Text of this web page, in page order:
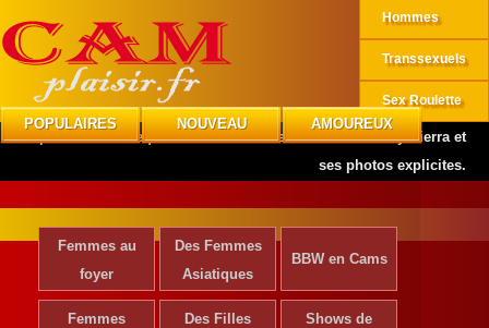
POPULAIRES NOUVEAU AMOUREUX
Hommes
Transsexuels
Sex Roulette
CAMplaisir»Mannequins»Découvrez les collants Destiny Sierra et
ses photos explicites.
Femmes au
foyer
Des Femmes
Asiatiques
BBW en Cams
Femmes
Des Filles
Shows de